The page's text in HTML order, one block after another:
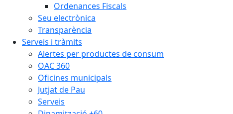
Ordenances Fiscals
Seu electrònica
Transparència
Serveis i tràmits
Alertes per productes de consum
OAC 360
Oficines municipals
Jutjat de Pau
Serveis